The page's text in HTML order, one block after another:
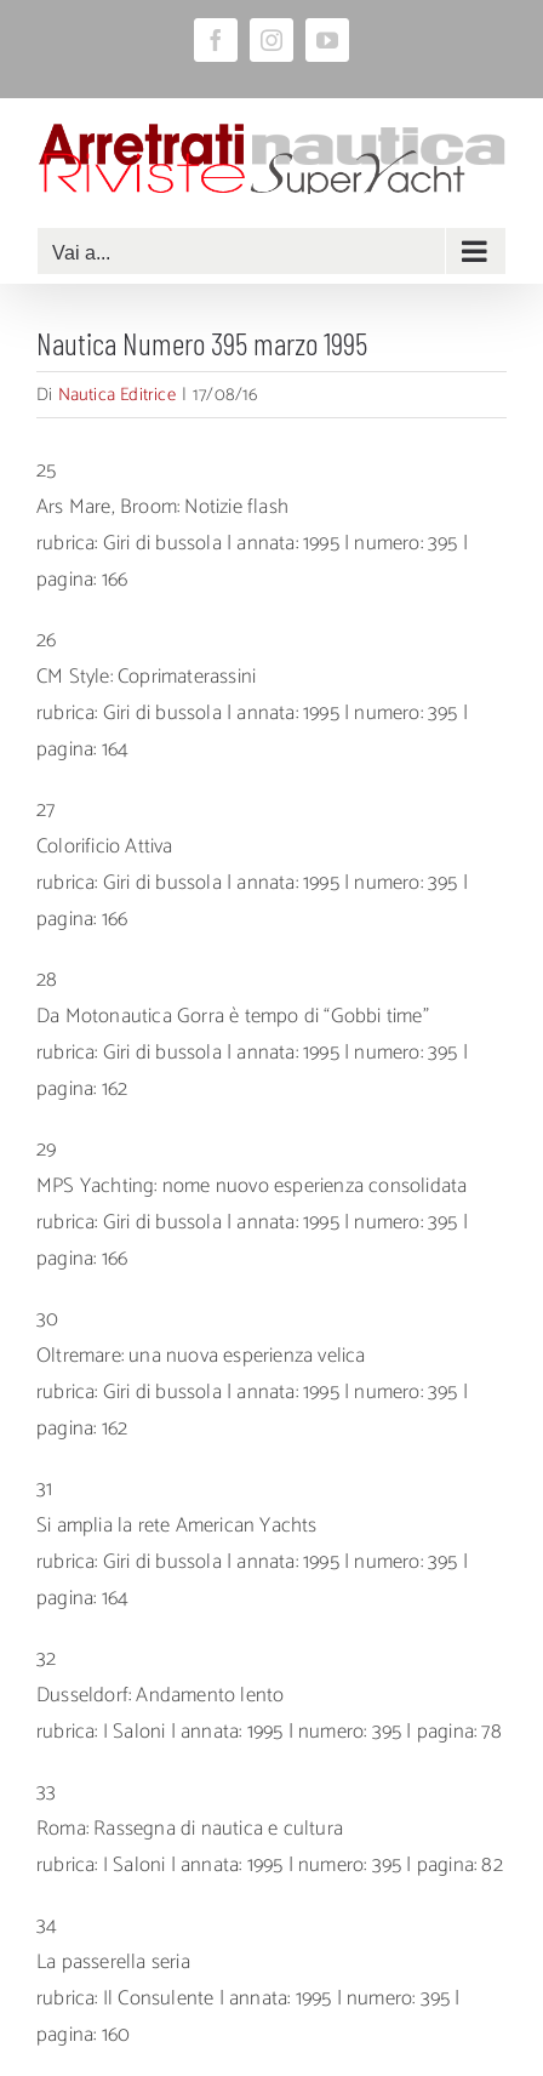
contenuto
FacebookInstagramYouTube
Vai a...
Nautica Numero 395 marzo 1995
Di Nautica Editrice | 17/08/16
25
Ars Mare, Broom: Notizie flash
rubrica: Giri di bussola | annata: 1995 | numero: 395 |
pagina: 166
26
CM Style: Coprimaterassini
rubrica: Giri di bussola | annata: 1995 | numero: 395 |
pagina: 164
27
Colorificio Attiva
rubrica: Giri di bussola | annata: 1995 | numero: 395 |
pagina: 166
28
Da Motonautica Gorra è tempo di “Gobbi time”
rubrica: Giri di bussola | annata: 1995 | numero: 395 |
pagina: 162
29
MPS Yachting: nome nuovo esperienza consolidata
rubrica: Giri di bussola | annata: 1995 | numero: 395 |
pagina: 166
30
Oltremare: una nuova esperienza velica
rubrica: Giri di bussola | annata: 1995 | numero: 395 |
pagina: 162
31
Si amplia la rete American Yachts
rubrica: Giri di bussola | annata: 1995 | numero: 395 |
pagina: 164
32
Dusseldorf: Andamento lento
rubrica: I Saloni | annata: 1995 | numero: 395 | pagina: 78
33
Roma: Rassegna di nautica e cultura
rubrica: I Saloni | annata: 1995 | numero: 395 | pagina: 82
34
La passerella seria
rubrica: Il Consulente | annata: 1995 | numero: 395 |
pagina: 160